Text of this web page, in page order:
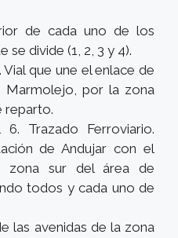
de cada uno de los
se divide (1, 2, 3 y 4).
Vial que une el enlace de
Marmolejo, por la zona
reparto.
6. Trazado Ferroviario.
de Andujar con el
sur del área de
todos y cada uno de
las avenidas de la zona